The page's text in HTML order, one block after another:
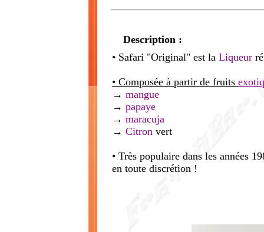
Description :
• Safari "Original" est la Liqueur
• Composée à partir de fruits
→ mangue
→ papaye
→ maracuja
→ Citron vert
• Très populaire dans les années
en toute discrétion !